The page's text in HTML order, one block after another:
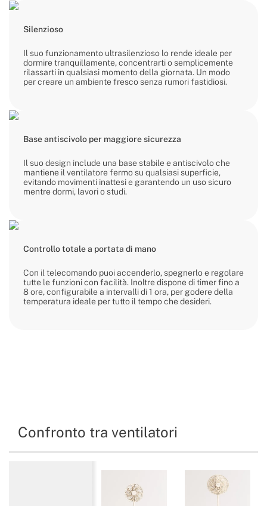
Silenzioso
Il suo funzionamento ultrasilenzioso lo rende ideale per
dormire tranquillamente, concentrarti o semplicemente
rilassarti in qualsiasi momento della giornata. Un modo
per creare un ambiente fresco senza rumori fastidiosi.
Base antiscivolo per maggiore sicurezza
Il suo design include una base stabile e antiscivolo che
mantiene il ventilatore fermo su qualsiasi superficie,
evitando movimenti inattesi e garantendo un uso sicuro
mentre dormi, lavori o studi.
Controllo totale a portata di mano
Con il telecomando puoi accenderlo, spegnerlo e regolare
tutte le funzioni con facilità. Inoltre dispone di timer fino a
8 ore, configurabile a intervalli di 1 ora, per godere della
temperatura ideale per tutto il tempo che desideri.
Confronto tra ventilatori